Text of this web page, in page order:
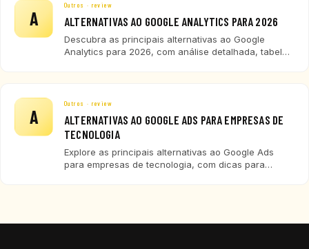
A
Outros · review
ALTERNATIVAS AO GOOGLE ANALYTICS PARA 2026
Descubra as principais alternativas ao Google
Analytics para 2026, com análise detalhada, tabela
A
Outros · review
ALTERNATIVAS AO GOOGLE ADS PARA EMPRESAS DE
TECNOLOGIA
Explore as principais alternativas ao Google Ads
para empresas de tecnologia, com dicas para